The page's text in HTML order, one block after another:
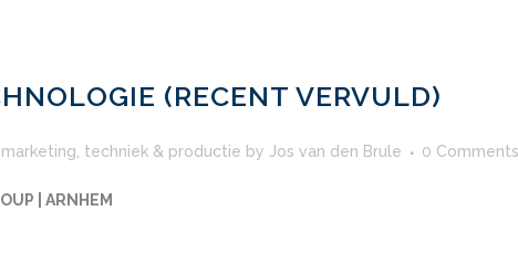
(RECENT VERVULD)
techniek & productie by Jos van den Brule 0 Comments
| ARNHEM